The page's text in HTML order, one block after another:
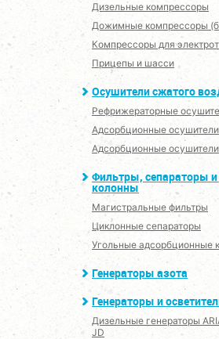
Дизельные компрессоры
Дожимные компрессоры
Компрессоры для
Прицепы и шасси
Осушители сжатого
Рефрижераторные
Адсорбционные осушители
Адсорбционные осушители
Фильтры, сепараторы
колонны
Магистральные фильтры
Циклонные сепараторы
Угольные адсорбционные
Генераторы азота
Генераторы и
Дизельные генераторы
JD